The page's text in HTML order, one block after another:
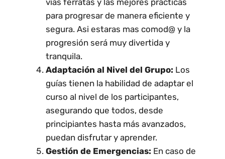
vías ferratas y las mejores prácticas
para progresar de manera eficiente y
segura. Asi estaras mas comod@ y la
progresión será muy divertida y
tranquila.
Adaptación al Nivel del Grupo: Los
guías tienen la habilidad de adaptar el
curso al nivel de los participantes,
asegurando que todos, desde
principiantes hasta más avanzados,
puedan disfrutar y aprender.
Gestión de Emergencias: En caso de